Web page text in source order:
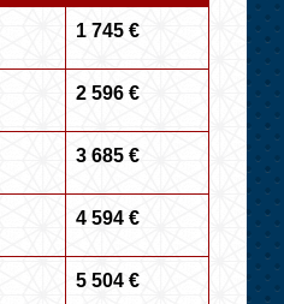
1 745 €
2 596 €
3 685 €
4 594 €
5 504 €